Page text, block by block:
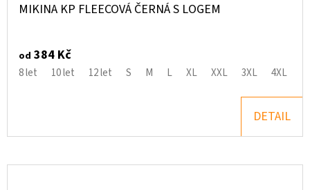
MIKINA KP FLEECOVÁ ČERNÁ S LOGEM
od 384 Kč
8 let 10 let 12 let S M L XL XXL 3XL 4XL
DETAIL